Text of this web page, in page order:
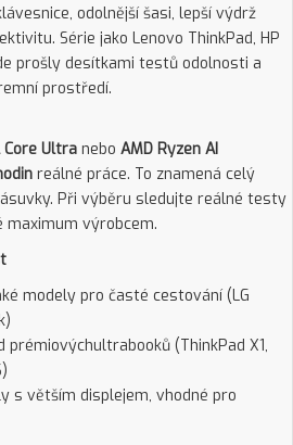
odolnější šasi, lepší výdrž
Série jako Lenovo ThinkPad, HP
prošly desítkami testů odolnosti a
prostředí.
Ultra nebo AMD Ryzen AI
reálné práce. To znamená celý
Při výběru sledujte reálné testy
maximum výrobcem.
modely pro časté cestování (LG
(ThinkPad X1,
s větším displejem, vhodné pro